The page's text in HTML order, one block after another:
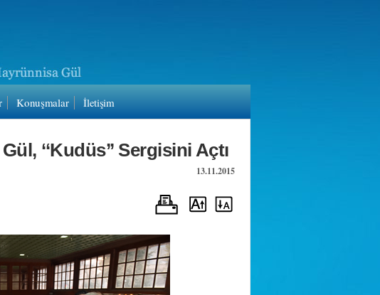
Konuşmalar İletişim
‘‘Kudüs’’ Sergisini Açtı
13.11.2015